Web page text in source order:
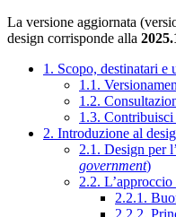
La versione aggiornata
design corrisponde alla
1. Scopo, destinatari e
1.1.
1.2.
1.3. Contribuisci
2. Introduzione al
2.1. Design per
government)
2.2.
2.2.1.
2.2.2.